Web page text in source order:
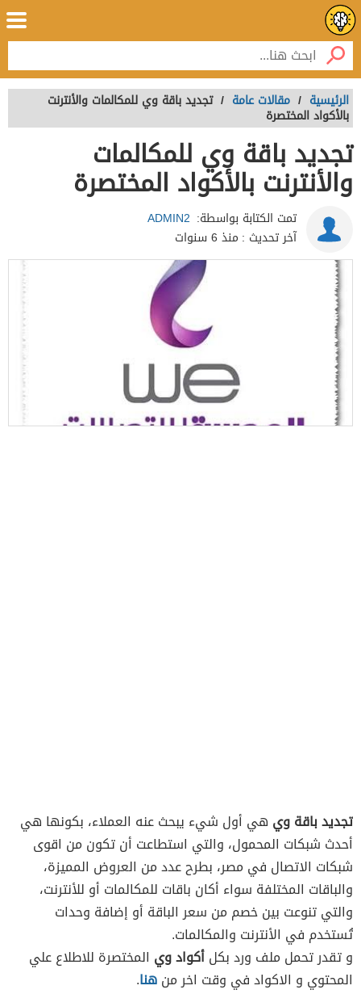
الرئيسية / مقالات عامة / تجديد باقة وي للمكالمات والأنترنت
بالأكواد المختصرة
تجديد باقة وي للمكالمات
والأنترنت بالأكواد المختصرة
تمت الكتابة بواسطة: ADMIN2
آخر تحديث : منذ 6 سنوات
تجديد باقة وي هي أول شيء يبحث عنه العملاء، بكونها هي
أحدث شبكات المحمول، والتي استطاعت أن تكون من اقوى
شبكات الاتصال في مصر، بطرح عدد من العروض المميزة،
والباقات المختلفة سواء أكان باقات للمكالمات أو للأنترنت،
والتي تنوعت بين خصم من سعر الباقة أو إضافة وحدات
تُستخدم في الأنترنت والمكالمات.
و تقدر تحمل ملف ورد بكلأكواد وي المختصرة للاطلاع علي
المحتوي و الاكواد في وقت اخر منهنا.